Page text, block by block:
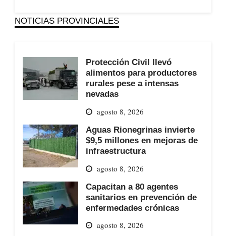
NOTICIAS PROVINCIALES
Protección Civil llevó
alimentos para productores
rurales pese a intensas
nevadas
agosto 8, 2026
Aguas Rionegrinas invierte
$9,5 millones en mejoras de
infraestructura
agosto 8, 2026
Capacitan a 80 agentes
sanitarios en prevención de
enfermedades crónicas
agosto 8, 2026